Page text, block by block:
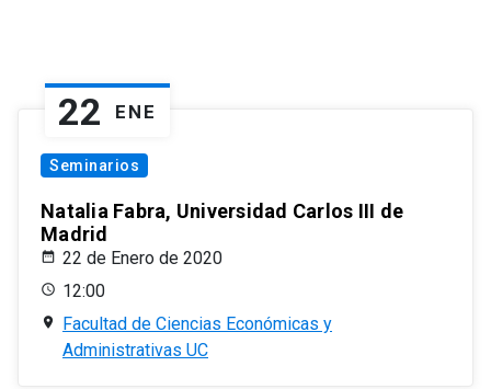
22 ENE
Seminarios
Natalia Fabra, Universidad Carlos III de
Madrid
22 de Enero de 2020
12:00
Facultad de Ciencias Económicas y
Administrativas UC